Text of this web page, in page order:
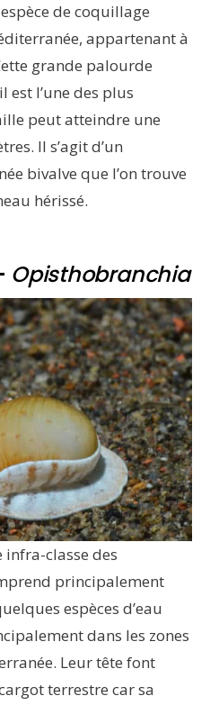
de coquillage
appartenant à
grande palourde
est l’une des plus
peut atteindre une
Il s’agit d’un
bivalve que l’on trouve
hérissé.
Opisthobranchia
infra-classe des
principalement
espèces d’eau
dans les zones
Leur tête font
terrestre car sa